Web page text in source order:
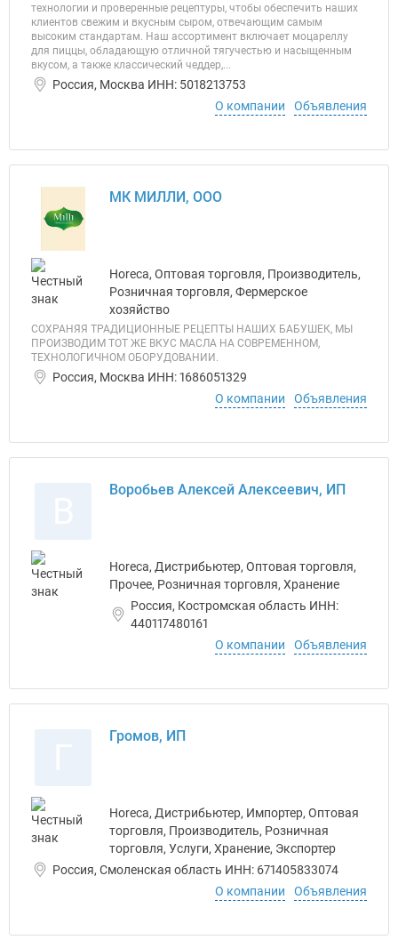
технологии и проверенные рецептуры, чтобы обеспечить наших
клиентов свежим и вкусным сыром, отвечающим самым
высоким стандартам. Наш ассортимент включает моцареллу
для пиццы, обладающую отличной тягучестью и насыщенным
вкусом, а также классический чеддер,...
Россия, Москва ИНН: 5018213753
О компании
Объявления
МК МИЛЛИ, ООО
Horeca, Оптовая торговля, Производитель,
Розничная торговля, Фермерское
хозяйство
СОХРАНЯЯ ТРАДИЦИОННЫЕ РЕЦЕПТЫ НАШИХ БАБУШЕК, МЫ
ПРОИЗВОДИМ ТОТ ЖЕ ВКУС МАСЛА НА СОВРЕМЕННОМ,
ТЕХНОЛОГИЧНОМ ОБОРУДОВАНИИ.
Россия, Москва ИНН: 1686051329
О компании
Объявления
Воробьев Алексей Алексеевич, ИП
Horeca, Дистрибьютер, Оптовая торговля,
Прочее, Розничная торговля, Хранение
Россия, Костромская область ИНН:
440117480161
О компании
Объявления
Громов, ИП
Horeca, Дистрибьютер, Импортер, Оптовая
торговля, Производитель, Розничная
торговля, Услуги, Хранение, Экспортер
Россия, Смоленская область ИНН: 671405833074
О компании
Объявления